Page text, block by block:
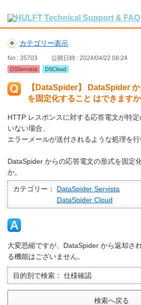
カテゴリー表示
No : 35703 公開日時 : 2024/04/22 08:24
DSServista DSCloud
【DataSpider】 DataSpider
を固定化すること はできますか
HTTP レスポンスに対する応答電文が特
いない場合、
エラーメールが送付されるような処理を行
DataSpider からの応答電文の形式を固定
か。
カテゴリー：
DataSpider Servista
DataSpider Cloud
大変恐縮ですが、DataSpider から返却さ
る機能はございません。
目的別で検索： 仕様確認
検索へ戻る